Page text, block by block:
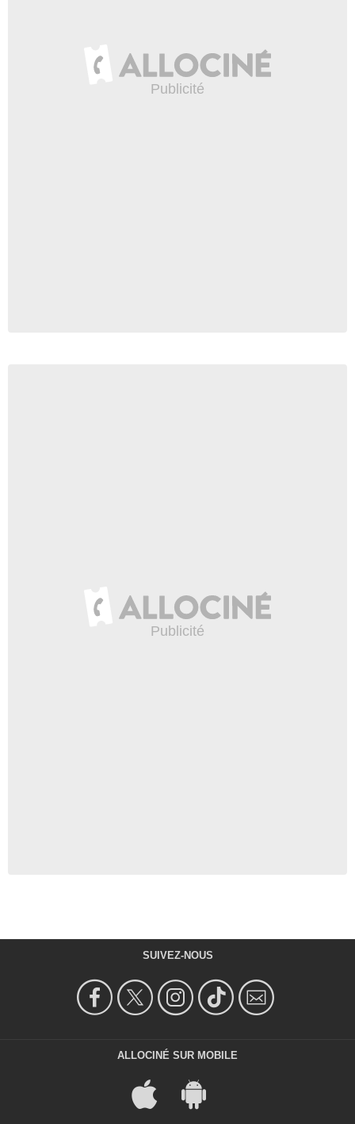
SUIVEZ-NOUS
ALLOCINÉ SUR MOBILE